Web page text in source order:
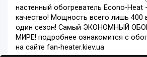
настенный обогреватель Econo-Heat
качество! Мощность всего лишь 400
один сезон! Самый ЭКОНОМНЫЙ
МИРЕ! подробнее ознакомится с
на сайте fan-heater.kiev.ua